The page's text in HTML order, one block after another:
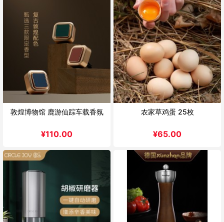
敦煌博物馆 鹿游仙踪车载香氛
¥110.00
农家草鸡蛋 25枚
¥65.00